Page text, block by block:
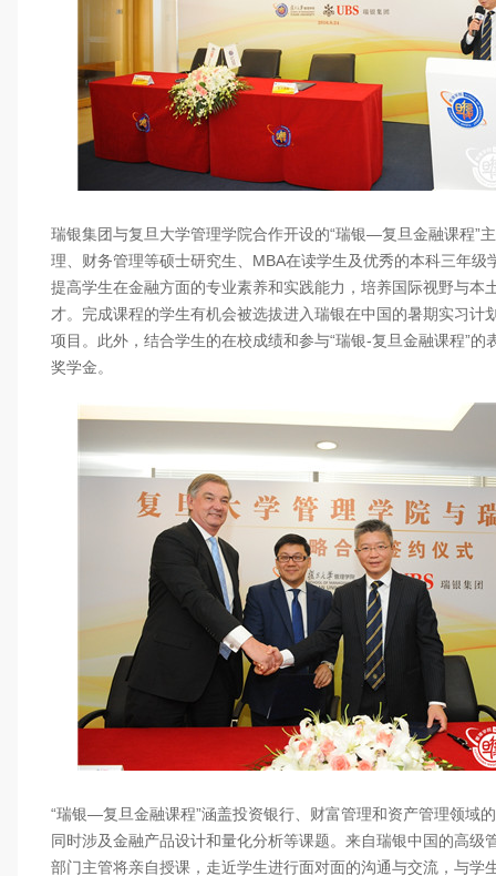
瑞银集团与复旦大学管理学院合作开设的“瑞银—复旦金融课程”
理、财务管理等硕士研究生、MBA在读学生及优秀的本科三年级
提高学生在金融方面的专业素养和实践能力，培养国际视野与本
才。完成课程的学生有机会被选拔进入瑞银在中国的暑期实习计
项目。此外，结合学生的在校成绩和参与“瑞银-复旦金融课程”的
奖学金。
“瑞银—复旦金融课程”涵盖投资银行、财富管理和资产管理领域
同时涉及金融产品设计和量化分析等课题。来自瑞银中国的高级
部门主管将亲自授课，走近学生进行面对面的沟通与交流，与学